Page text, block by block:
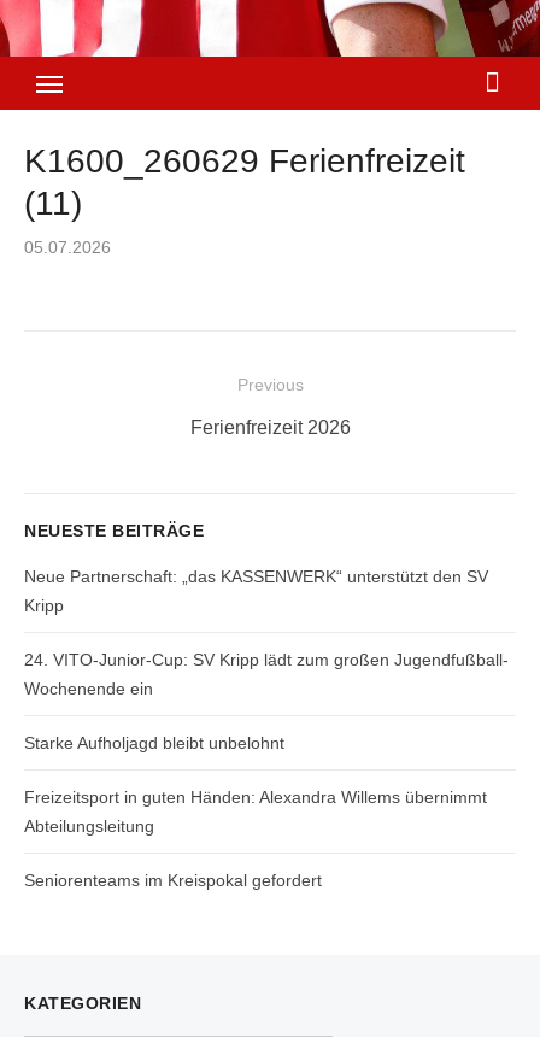
K1600_260629 Ferienfreizeit
(11)
Posted
05.07.2026
Beitragsnavigation
Previous
Previous
Ferienfreizeit 2026
NEUESTE BEITRÄGE
Neue Partnerschaft: „das KASSENWERK“ unterstützt den SV
Kripp
24. VITO-Junior-Cup: SV Kripp lädt zum großen Jugendfußball-
Wochenende ein
Starke Aufholjagd bleibt unbelohnt
Freizeitsport in guten Händen: Alexandra Willems übernimmt
Abteilungsleitung
Seniorenteams im Kreispokal gefordert
KATEGORIEN